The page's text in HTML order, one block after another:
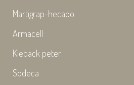
Martigrap-hecapo
Armacell
Kieback peter
Sodeca